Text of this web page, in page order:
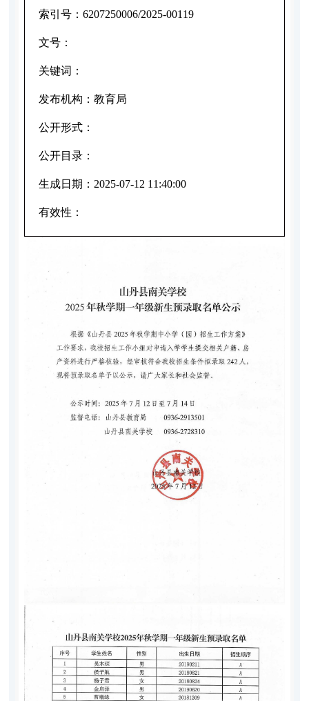
索引号： 6207250006/2025-00119
文号：
关键词：
发布机构： 教育局
公开形式：
公开目录：
生成日期： 2025-07-12 11:40:00
有效性：